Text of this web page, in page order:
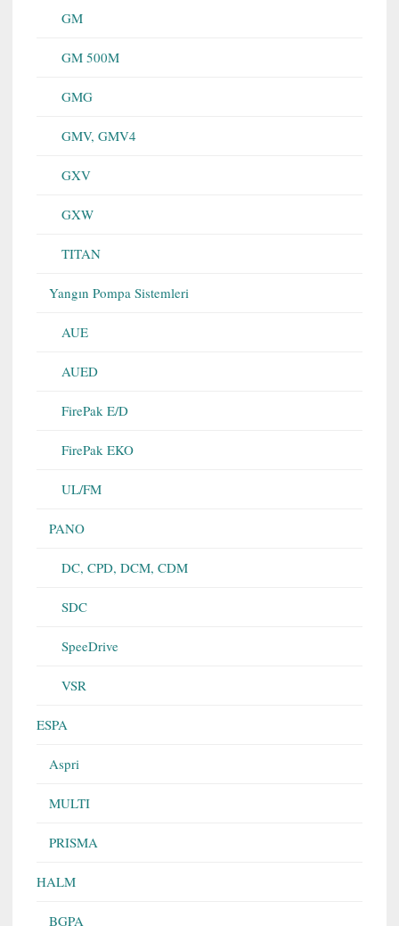
GM
GM 500M
GMG
GMV, GMV4
GXV
GXW
TITAN
Yangın Pompa Sistemleri
AUE
AUED
FirePak E/D
FirePak EKO
UL/FM
PANO
DC, CPD, DCM, CDM
SDC
SpeeDrive
VSR
ESPA
Aspri
MULTI
PRISMA
HALM
BGPA